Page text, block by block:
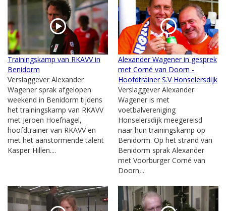
Trainingskamp van RKAVV in
Benidorm
Verslaggever Alexander
Wagener sprak afgelopen
weekend in Benidorm tijdens
het trainingskamp van RKAVV
met Jeroen Hoefnagel,
hoofdtrainer van RKAVV en
met het aanstormende talent
Kasper Hillen....
Alexander Wagener in gesprek
met Corné van Doorn -
Hoofdtrainer S.V Honselersdijk
Verslaggever Alexander
Wagener is met
voetbalvereniging
Honselersdijk meegereisd
naar hun trainingskamp op
Benidorm. Op het strand van
Benidorm sprak Alexander
met Voorburger Corné van
Doorn,...